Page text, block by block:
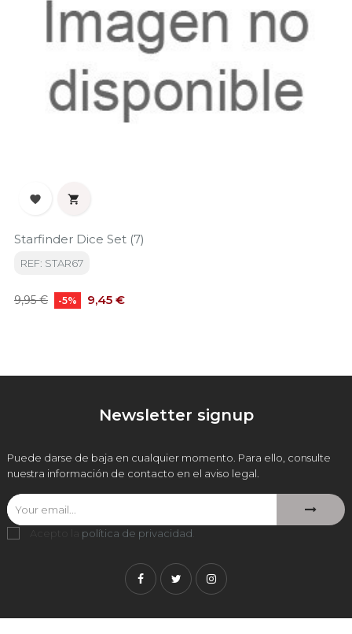
 
Starfinder Dice Set (7)
REF: STAR67
Precio
9,95 € -5% Precio
9,45 €
Newsletter signup
Puede darse de baja en cualquier momento. Para ello, consulte
nuestra información de contacto en el aviso legal.
Acepto la política de privacidad
FacebookTwitterInstagram